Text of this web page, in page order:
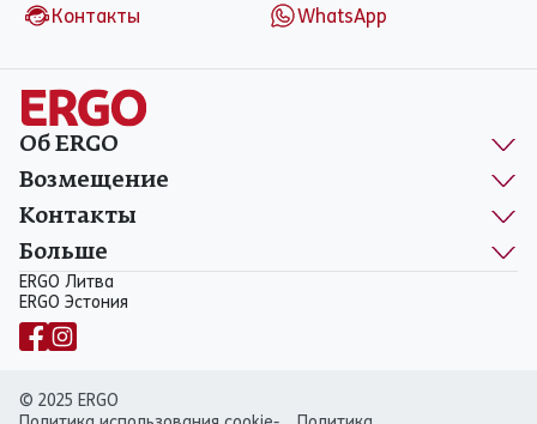
Контакты
WhatsApp
Об ERGO
Возмещение
Контакты
Больше
ERGO Литва
ERGO Эстония
© 2025 ERGO